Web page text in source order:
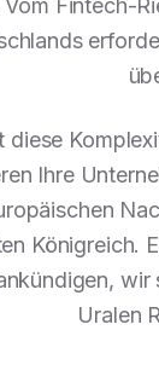
Fintech-
Ihre
Uralen